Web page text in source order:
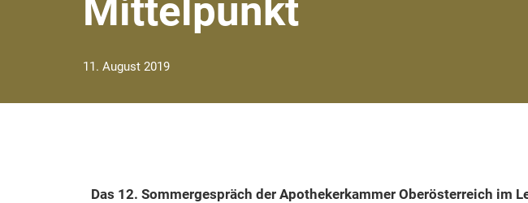
Mittelpunkt
11. August 2019
Das 12. Sommergespräch der Apothekerkammer Ober­österreich im